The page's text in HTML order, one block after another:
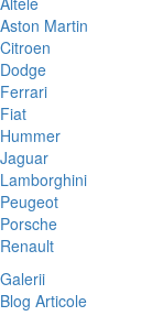
Aston Martin
Citroen
Dodge
Ferrari
Fiat
Hummer
Jaguar
Lamborghini
Peugeot
Porsche
Renault
Galerii
Blog Articole